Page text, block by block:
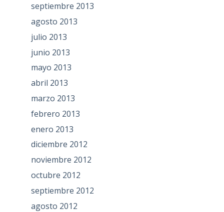
septiembre 2013
agosto 2013
julio 2013
junio 2013
mayo 2013
abril 2013
marzo 2013
febrero 2013
enero 2013
diciembre 2012
noviembre 2012
octubre 2012
septiembre 2012
agosto 2012